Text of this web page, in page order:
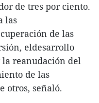
de tres por ciento.
las
de las
eldesarrollo
reanudación del
de las
otros, señaló.